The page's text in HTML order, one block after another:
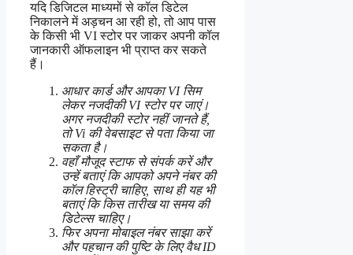
यदि डिजिटल माध्यमों से कॉल डिटेल
निकालने में अड़चन आ रही हो, तो आप पास
के किसी भी VI स्टोर पर जाकर अपनी कॉल
जानकारी ऑफलाइन भी प्राप्त कर सकते
हैं।
आधार कार्ड और आपका VI सिम
लेकर नजदीकी VI स्टोर पर जाएं।
अगर नजदीकी स्टोर नहीं जानते हैं,
तो Vi की वेबसाइट से पता किया जा
सकता है।
वहाँ मौजूद स्टाफ से संपर्क करें और
उन्हें बताएं कि आपको अपने नंबर की
कॉल हिस्ट्री चाहिए, साथ ही यह भी
बताएं कि किस तारीख या समय की
डिटेल्स चाहिए।
फिर अपना मोबाइल नंबर साझा करें
और पहचान की पुष्टि के लिए वैध ID